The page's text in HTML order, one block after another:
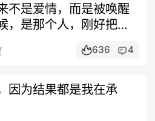
不是爱情，而是被唤醒
，是那个人，刚好把你
636 4
因为结果都是我在承